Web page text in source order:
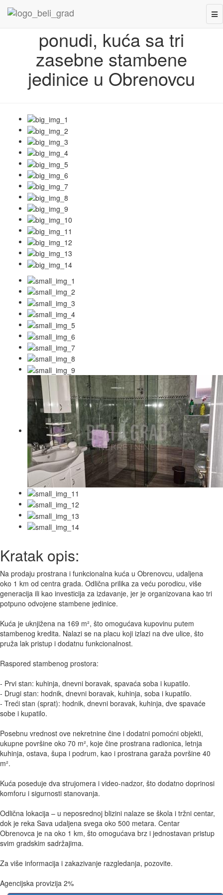
Nazad Retko u
ponudi, kuća sa tri
zasebne stambene
jedinice u Obrenovcu
Kratak opis:
Na prodaju prostrana i funkcionalna kuća u Obrenovcu, udaljena
oko 1 km od centra grada. Odlična prilika za veću porodicu, više
generacija ili kao investicija za izdavanje, jer je organizovana kao tri
potpuno odvojene stambene jedinice.
Kuća je uknjižena na 169 m², što omogućava kupovinu putem
stambenog kredita. Nalazi se na placu koji izlazi na dve ulice, što
pruža lak pristup i dodatnu funkcionalnost.
Raspored stambenog prostora:
- Prvi stan: kuhinja, dnevni boravak, spavaća soba i kupatilo.
- Drugi stan: hodnik, dnevni boravak, kuhinja, soba i kupatilo.
- Treći stan (sprat): hodnik, dnevni boravak, kuhinja, dve spavaće
sobe i kupatilo.
Posebnu vrednost ove nekretnine čine i dodatni pomoćni objekti,
ukupne površine oko 70 m², koje čine prostrana radionica, letnja
kuhinja, ostava, šupa i podrum, kao i prostrana garaža površine 40
m².
Kuća poseduje dva strujomera i video-nadzor, što dodatno doprinosi
komforu i sigurnosti stanovanja.
Odlična lokacija – u neposrednoj blizini nalaze se škola i tržni centar,
dok je reka Sava udaljena svega oko 500 metara. Centar
Obrenovca je na oko 1 km, što omogućava brz i jednostavan pristup
svim gradskim sadržajima.
Za više informacija i zakazivanje razgledanja, pozovite.
Agencijska provizija 2%